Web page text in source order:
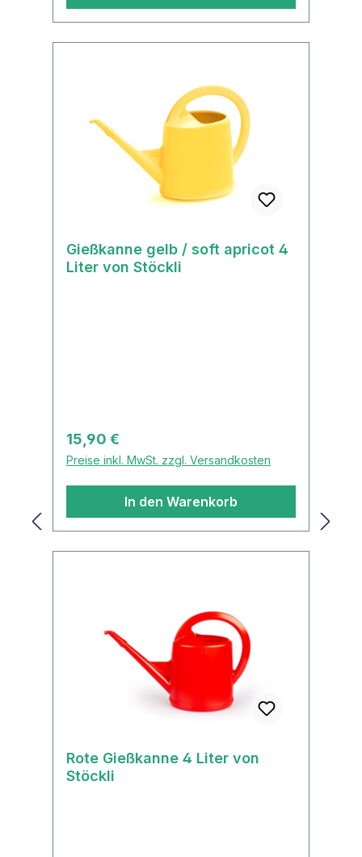
Gießkanne gelb / soft apricot 4
Liter von Stöckli
Regulärer Preis:
15,90 €
Preise inkl. MwSt. zzgl. Versandkosten
In den Warenkorb
Rote Gießkanne 4 Liter von
Stöckli